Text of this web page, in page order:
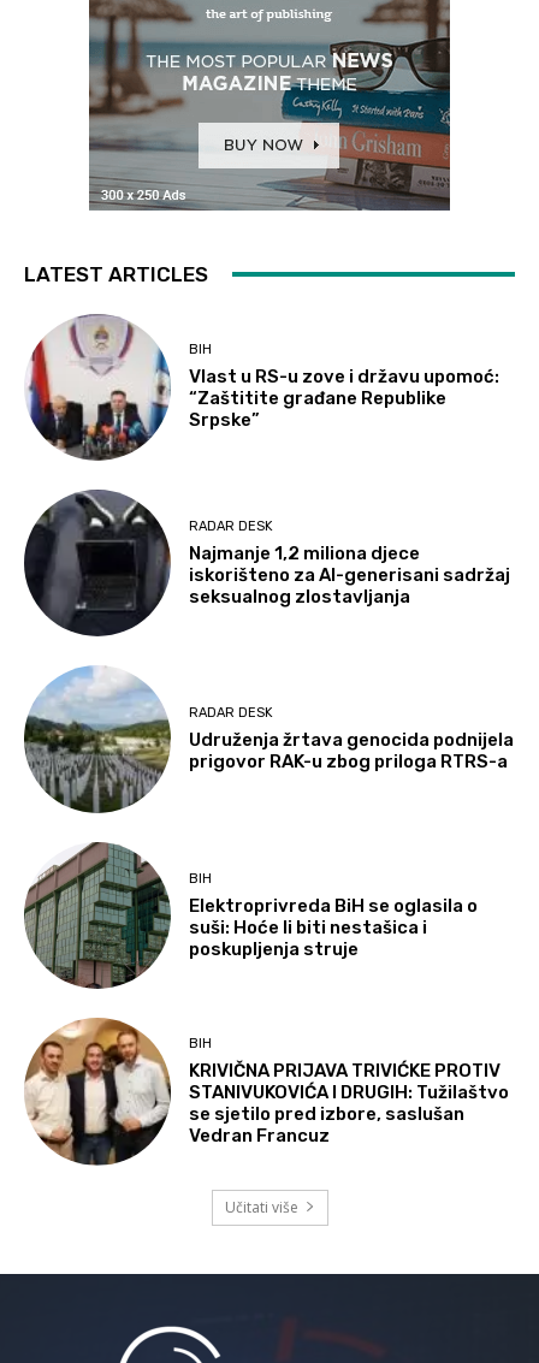
LATEST ARTICLES
BIH
Vlast u RS-u zove i državu upomoć:
“Zaštitite građane Republike
Srpske”
RADAR DESK
Najmanje 1,2 miliona djece
iskorišteno za AI-generisani sadržaj
seksualnog zlostavljanja
RADAR DESK
Udruženja žrtava genocida podnijela
prigovor RAK-u zbog priloga RTRS-a
BIH
Elektroprivreda BiH se oglasila o
suši: Hoće li biti nestašica i
poskupljenja struje
BIH
KRIVIČNA PRIJAVA TRIVIĆKE PROTIV
STANIVUKOVIĆA I DRUGIH: Tužilaštvo
se sjetilo pred izbore, saslušan
Vedran Francuz
Učitati više